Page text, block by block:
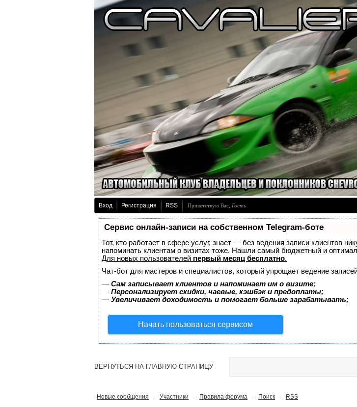
Вход Регистрация RSS Приветствую Вас Гость
Сервис онлайн-записи на собственном Telegram-боте
Тот, кто работает в сфере услуг, знает — без ведения записи клиентов
напоминать клиентам о визитах тоже. Нашли самый бюджетный и
Для новых пользователей первый месяц бесплатно.
Чат-бот для мастеров и специалистов, который упрощает ведение
— Сам записывает клиентов и напоминает им о визите;
— Персонализирует скидки, чаевые, кэшбэк и предоплаты;
— Увеличивает доходимость и помогает больше зарабатывать;
Начать пользоваться сервисом
ВЕРНУТЬСЯ НА ГЛАВНУЮ СТРАНИЦУ
Новые сообщения · Участники · Правила форума · Поиск · RSS